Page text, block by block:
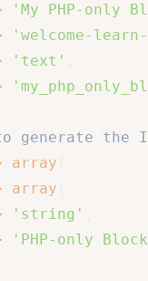
'My PHP-only
'welcome-
'text'
generate the
array
array
'string'
'PHP-only